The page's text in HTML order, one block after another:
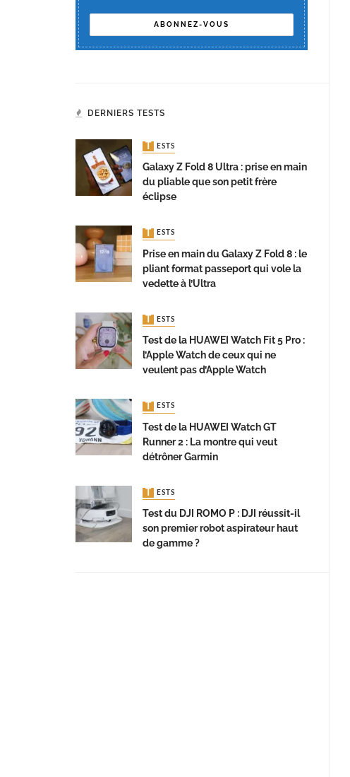
DERNIERS TESTS
TESTS
Galaxy Z Fold 8 Ultra : prise en main
du pliable que son petit frère
éclipse
TESTS
Prise en main du Galaxy Z Fold 8 : le
pliant format passeport qui vole la
vedette à l’Ultra
TESTS
Test de la HUAWEI Watch Fit 5 Pro :
l’Apple Watch de ceux qui ne
veulent pas d’Apple Watch
TESTS
Test de la HUAWEI Watch GT
Runner 2 : La montre qui veut
détrôner Garmin
TESTS
Test du DJI ROMO P : DJI réussit-il
son premier robot aspirateur haut
de gamme ?